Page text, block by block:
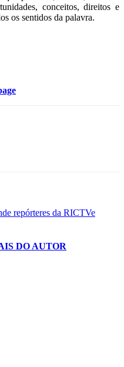
conceitos, direitos e
os sentidos da palavra.
repórteres da RICTVe
DO AUTOR